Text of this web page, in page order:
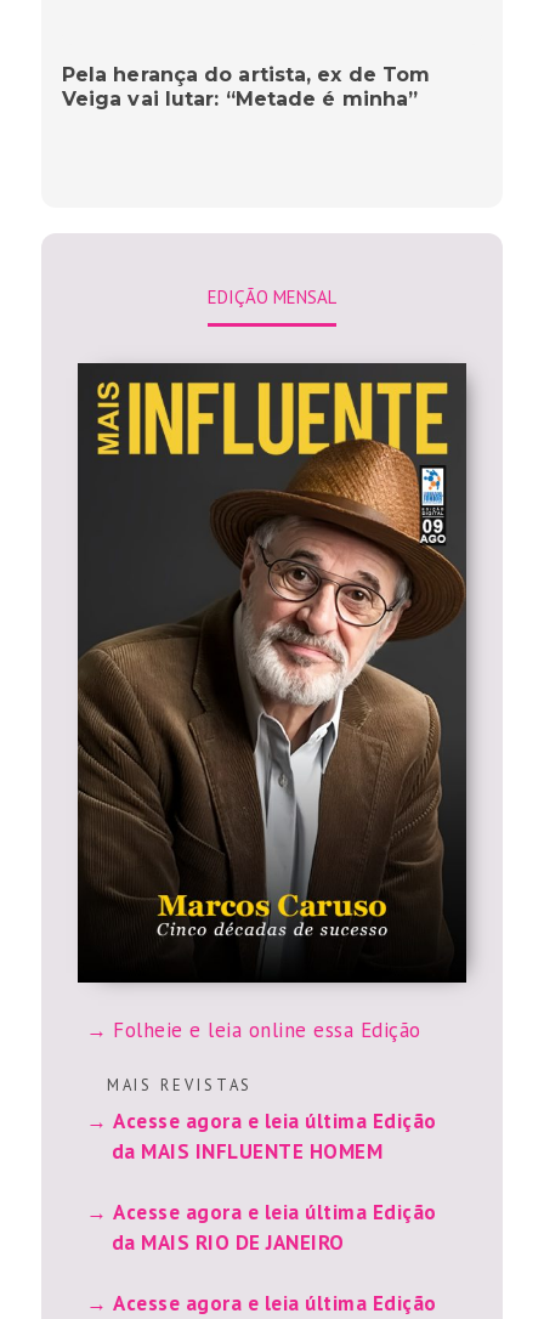
Pela herança do artista, ex de Tom
Veiga vai lutar: “Metade é minha”
EDIÇÃO MENSAL
Folheie e leia online essa Edição
M A I S R E V I S T A S
Acesse agora e leia última Edição
da MAIS INFLUENTE HOMEM
Acesse agora e leia última Edição
da MAIS RIO DE JANEIRO
Acesse agora e leia última Edição